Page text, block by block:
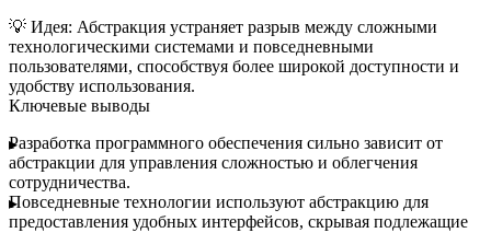
💡 Идея: Абстракция устраняет разрыв между сложными
технологическими системами и повседневными
пользователями, способствуя более широкой доступности и
удобству использования.
Ключевые выводы
Разработка программного обеспечения сильно зависит от
абстракции для управления сложностью и облегчения
сотрудничества.
Повседневные технологии используют абстракцию для
предоставления удобных интерфейсов, скрывая подлежащие